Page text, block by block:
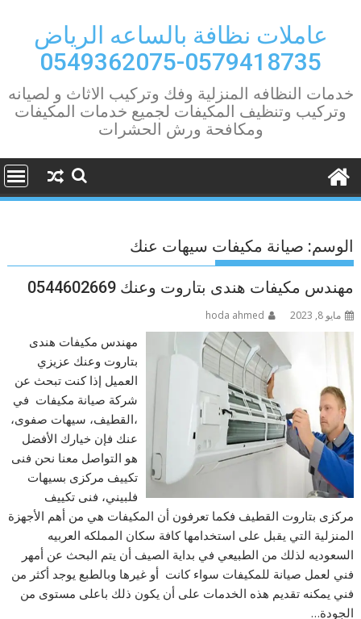
contentعاملات نظافة بالساعه الرياض
0579418735-0549362075
خدمات النظافه المنزلية وفك وتركيب الاثاث و لصيانه
وتركيب وتنظيف المكيفات لجميع خدمات المكيفات
ومكافحة ورش الحشرات
الوسم: صيانة مكيفات سيهات عنك
مهندس مكيفات هندى بتاروت وعنك 0544602669
مايو 8, 2023 hoda ahmed
مهندس مكيفات هندى
بتاروت وعنك عزيزي
العميل إذا كنت تبحث عن
شركة صيانة مكيفات في
،القطيف، سيهات صفوى،
عنك فإن خيارك الأفضل
هو التواصل معنا نحن فنى
تكييف مركزى بسيهات
فلبيني، فنى تكييف
مركزى بتاروت القطيف فكما تعرفون أن المكيفات هي من أهم الأجهزة
المنزلية التي يقبل على استخدامها كافة سكان المملكه العربيه
السعوديه لذلك من الطبيعي في بداية الصيف أن يتم البحث عن أمهر
فني لعمل صيانة للمكيفات سواء كانت أو غيرها وبالطبع يوجد أكثر من
فني يمكنه تقديم هذه الخدمات على أن يكون ذلك باعلى مستوى من
الجودة…